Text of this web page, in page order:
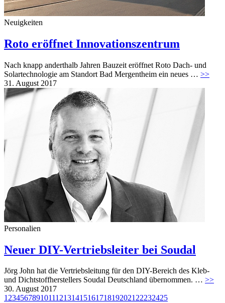
Neuigkeiten
Roto eröffnet Innovationszentrum
Nach knapp anderthalb Jahren Bauzeit eröffnet Roto Dach- und
Solartechnologie am Standort Bad Mergentheim ein neues … >>
31. August 2017
Personalien
Neuer DIY-Vertriebsleiter bei Soudal
Jörg John hat die Vertriebsleitung für den DIY-Bereich des Kleb-
und Dichtstoffherstellers Soudal Deutschland übernommen. … >>
30. August 2017
12345678910111213141516171819202122232425